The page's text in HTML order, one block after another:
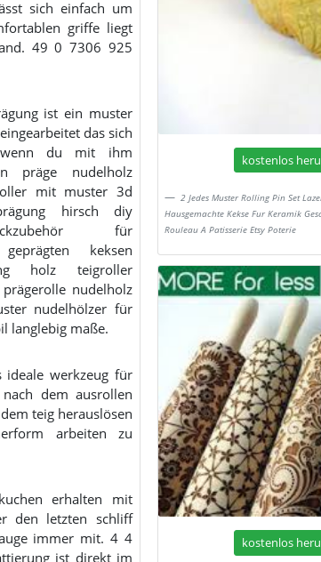
925
ist ein muster
das sich
du mit ihm
mit muster 3d
hirsch diy
für
keksen
nudelholz
nudelhölzer für
langlebig maße.
teig herauslösen
arbeiten zu
erhalten mit
den letzten schliff
immer mit. 4 4
kostenlos
2 Jedes Muster Rolling Pin Set
Hausgemachte Kekse Fur Keramik
Rouleau A Patisserie Etsy Poterie
kostenlos